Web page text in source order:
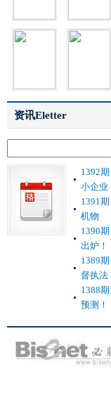
资讯Eletter
1392
小企业
1391
机物
1390
出炉！
1389
督执法
1388
预测！